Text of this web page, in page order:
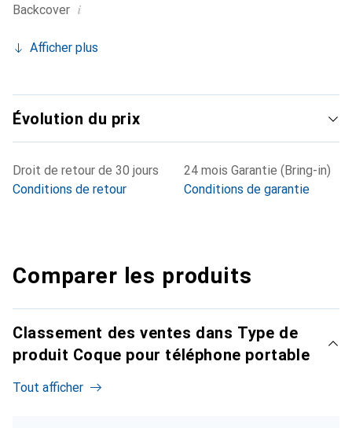
Backcover i
Afficher plus
Évolution du prix
Droit de retour de 30 jours
Conditions de retour
24 mois Garantie (Bring-in)
Conditions de garantie
Comparer les produits
Classement des ventes dans Type de
produit Coque pour téléphone portable
Tout afficher